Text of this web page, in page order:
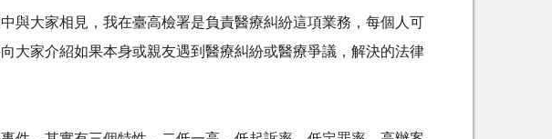
與大家相見，我在臺高檢署是負責醫療糾紛這項業務，每個人可
大家介紹如果本身或親友遇到醫療糾紛或醫療爭議，解決的法律